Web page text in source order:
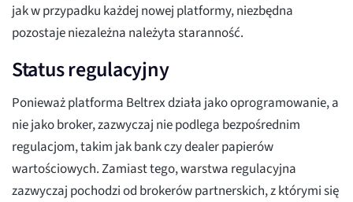
jak w przypadku każdej nowej platformy, niezbędna
pozostaje niezależna należyta staranność.
Status regulacyjny
Ponieważ platforma Beltrex działa jako oprogramowanie, a
nie jako broker, zazwyczaj nie podlega bezpośrednim
regulacjom, takim jak bank czy dealer papierów
wartościowych. Zamiast tego, warstwa regulacyjna
zazwyczaj pochodzi od brokerów partnerskich, z którymi się